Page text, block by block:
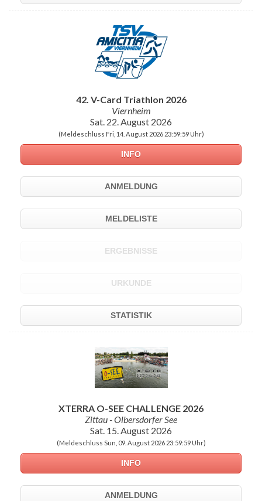
42. V-Card Triathlon 2026
Viernheim
Sat. 22. August 2026
(Meldeschluss Fri, 14. August 2026 23:59:59 Uhr)
INFO
ANMELDUNG
MELDELISTE
ERGEBNISSE
URKUNDE
STATISTIK
XTERRA O-SEE CHALLENGE 2026
Zittau - Olbersdorfer See
Sat. 15. August 2026
(Meldeschluss Sun, 09. August 2026 23:59:59 Uhr)
INFO
ANMELDUNG